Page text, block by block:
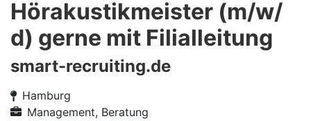
Hörakustikmeister (m/w/
d) gerne mit Filialleitung
smart-recruiting.de
Hamburg
Management, Beratung